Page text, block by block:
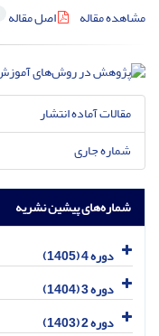
مشاهده مقاله
اصل مقاله
مقالات آماده انتشار
شماره جاری
شماره‌های پیشین نشریه
دوره 4 (1405)
دوره 3 (1404)
دوره 2 (1403)